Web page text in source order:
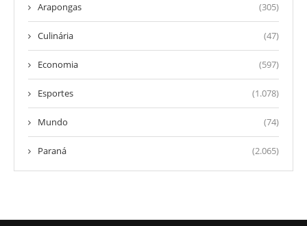
Arapongas (305)
Culinária (47)
Economia (597)
Esportes (1.078)
Mundo (74)
Paraná (2.065)